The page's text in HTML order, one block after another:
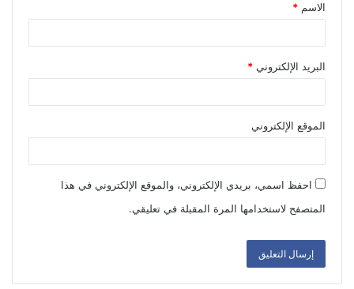
الاسم *
البريد الإلكتروني *
الموقع الإلكتروني
احفظ اسمي، بريدي الإلكتروني، والموقع الإلكتروني في هذا
المتصفح لاستخدامها المرة المقبلة في تعليقي.